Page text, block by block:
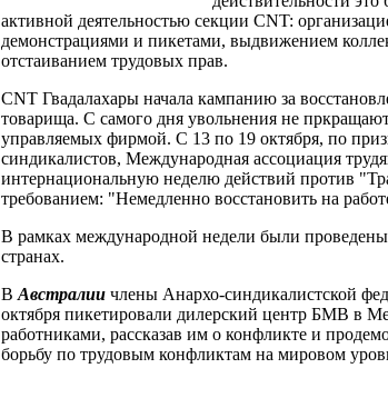
активной деятельностью секции CNT:
демонстрациями и пикетами, выдвижением
отстаиванием трудовых прав.
CNT Гвадалахары начала кампанию за
товарища. С самого дня увольнения не
управляемых фирмой. С 13 по 19 октября, по
синдикалистов, Международная ассоциация
интернациональную неделю действий против
требованием: "Немедленно восстановить на
В рамках международной недели были
странах.
В Австралии члены Анархо-синдикалистской
октября пикетировали дилерский центр БМВ в
работниками, рассказав им о конфликте и
борьбу по трудовым конфликтам на мировом